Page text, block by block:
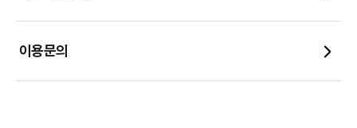
이용문의